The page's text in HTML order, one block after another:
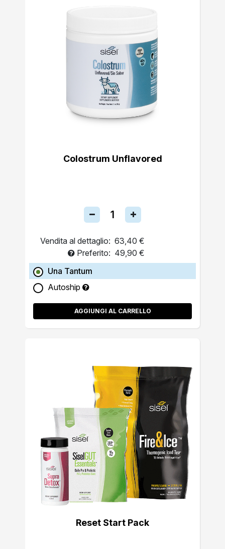
Colostrum Unflavored
Vendita al dettaglio: 63,40 €
Preferito: 49,90 €
Una Tantum
Autoship
AGGIUNGI AL CARRELLO
Reset Start Pack